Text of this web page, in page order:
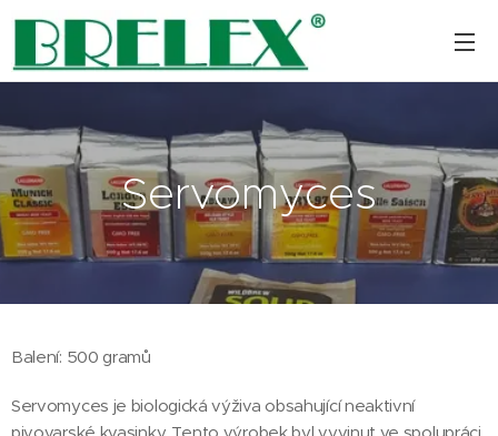
Servomyces
Balení: 500 gramů
Servomyces je biologická výživa obsahující neaktivní